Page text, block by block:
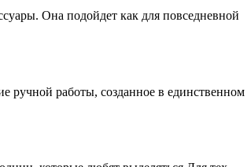
Она подойдет как для повседневной
ручной работы, созданное в единственном